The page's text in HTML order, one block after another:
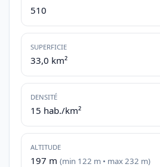
510
SUPERFICIE
33,0 km²
DENSITÉ
15 hab./km²
ALTITUDE
197 m (min 122 m • max 232 m)